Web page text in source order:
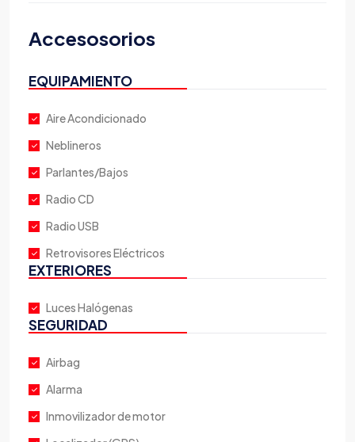
Accesosorios
EQUIPAMIENTO
Aire Acondicionado
Neblineros
Parlantes/Bajos
Radio CD
Radio USB
Retrovisores Eléctricos
EXTERIORES
Luces Halógenas
SEGURIDAD
Airbag
Alarma
Inmovilizador de motor